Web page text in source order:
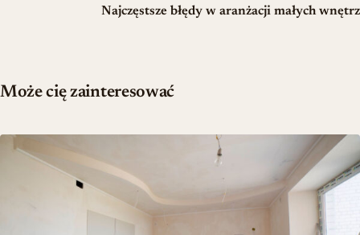
Najczęstsze błędy w aranżacji małych wnętrz
Może cię zainteresować
Remont starego mieszkania: kiedy odświeżenie zamienia się w